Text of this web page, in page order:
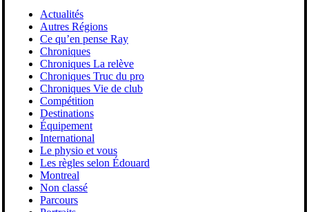
Actualités
Autres Régions
Ce qu’en pense Ray
Chroniques
Chroniques La relève
Chroniques Truc du pro
Chroniques Vie de club
Compétition
Destinations
Équipement
International
Le physio et vous
Les règles selon Édouard
Montreal
Non classé
Parcours